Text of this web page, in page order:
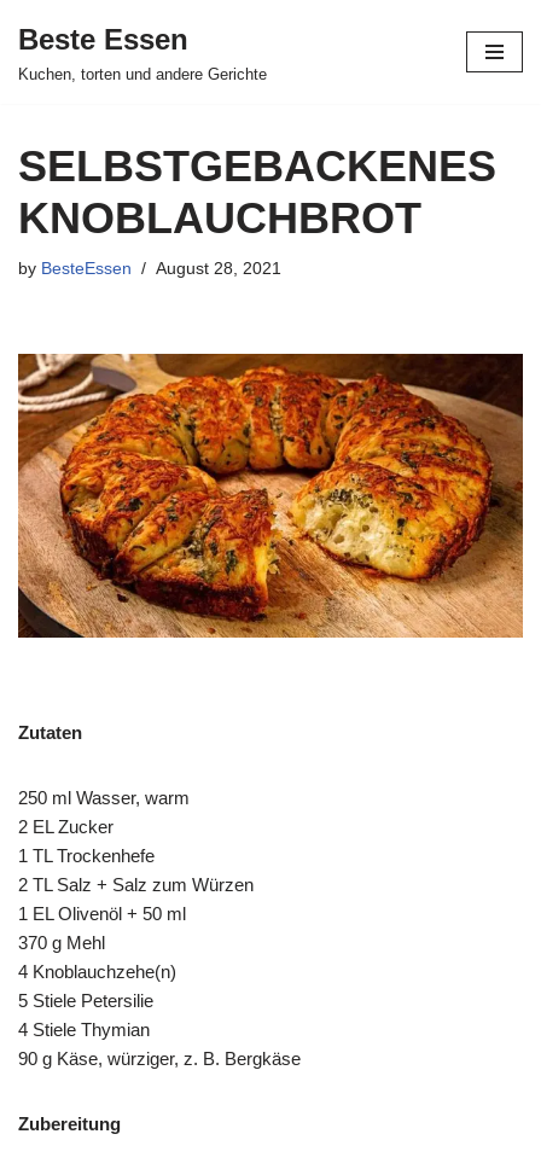
Skip
Beste Essen
Kuchen, torten und andere Gerichte
SELBSTGEBACKENES
KNOBLAUCHBROT
by BesteEssen August 28, 2021
Zutaten
250 ml Wasser, warm
2 EL Zucker
1 TL Trockenhefe
2 TL Salz + Salz zum Würzen
1 EL Olivenöl + 50 ml
370 g Mehl
4 Knoblauchzehe(n)
5 Stiele Petersilie
4 Stiele Thymian
90 g Käse, würziger, z. B. Bergkäse
Zubereitung